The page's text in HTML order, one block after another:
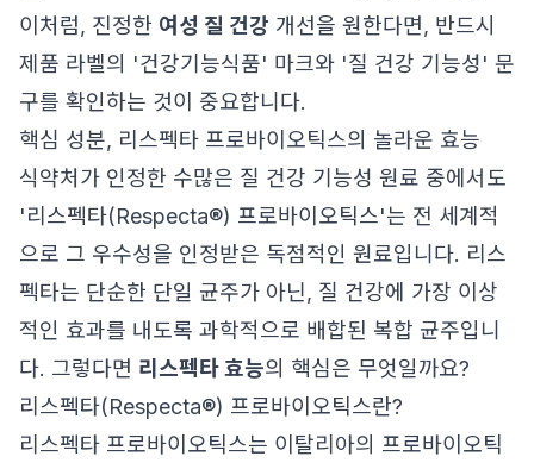
이처럼, 진정한 여성 질 건강 개선을 원한다면, 반드시
제품 라벨의 '건강기능식품' 마크와 '질 건강 기능성' 문
구를 확인하는 것이 중요합니다.
핵심 성분, 리스펙타 프로바이오틱스의 놀라운 효능
식약처가 인정한 수많은 질 건강 기능성 원료 중에서도
'리스펙타(Respecta®) 프로바이오틱스'는 전 세계적
으로 그 우수성을 인정받은 독점적인 원료입니다. 리스
펙타는 단순한 단일 균주가 아닌, 질 건강에 가장 이상
적인 효과를 내도록 과학적으로 배합된 복합 균주입니
다. 그렇다면 리스펙타 효능의 핵심은 무엇일까요?
리스펙타(Respecta®) 프로바이오틱스란?
리스펙타 프로바이오틱스는 이탈리아의 프로바이오틱